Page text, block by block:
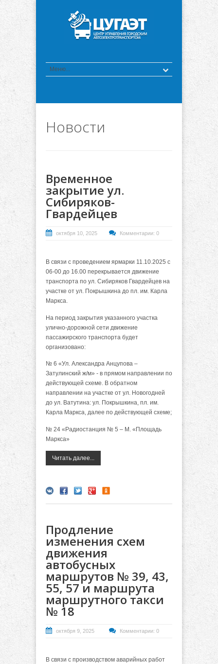
Новости
Временное
закрытие ул.
Сибиряков-
Гвардейцев
октября 10, 2025 Комментарии: 0
В связи с проведением ярмарки 11.10.2025 с
06-00 до 16.00 перекрывается движение
транспорта по ул. Сибиряков Гвардейцев на
участке от ул. Покрышкина до пл. им. Карла
Маркса.
На период закрытия указанного участка
улично-дорожной сети движение
пассажирского транспорта будет
организовано:
№ 6 «Ул. Александра Анцупова –
Затулинский ж/м» - в прямом направлении по
действующей схеме. В обратном
направлении на участке от ул. Новогодней
до ул. Ватутина: ул. Покрышкина, пл. им.
Карла Маркса, далее по действующей схеме;
№ 24 «Радиостанция № 5 – М. «Площадь
Маркса»
Читать далее...
Продление
изменения схем
движения
автобусных
маршрутов № 39, 43,
55, 57 и маршрута
маршрутного такси
№ 18
октября 9, 2025 Комментарии: 0
В связи с производством аварийных работ